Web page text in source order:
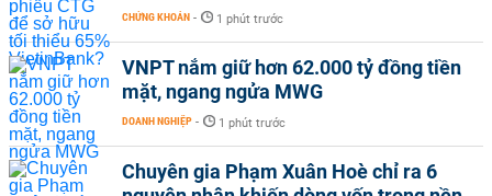
CHỨNG KHOÁN - 1 phút trước
VNPT nắm giữ hơn 62.000 tỷ đồng tiền
mặt, ngang ngửa MWG
DOANH NGHIỆP - 1 phút trước
Chuyên gia Phạm Xuân Hoè chỉ ra 6